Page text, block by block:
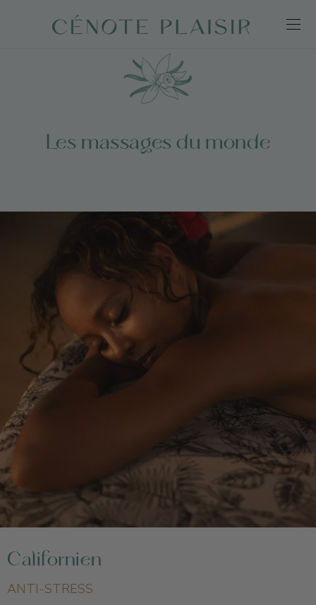
Les massages du monde
Californien
ANTI-STRESS